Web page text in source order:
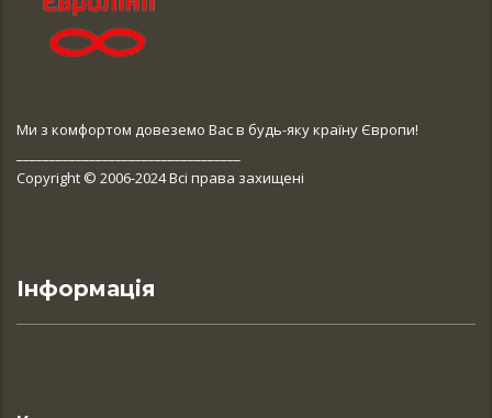
Ми з комфортом довеземо Вас в будь-яку країну Європи!
Copyright © 2006-2024 Всі права захищені
Інформація